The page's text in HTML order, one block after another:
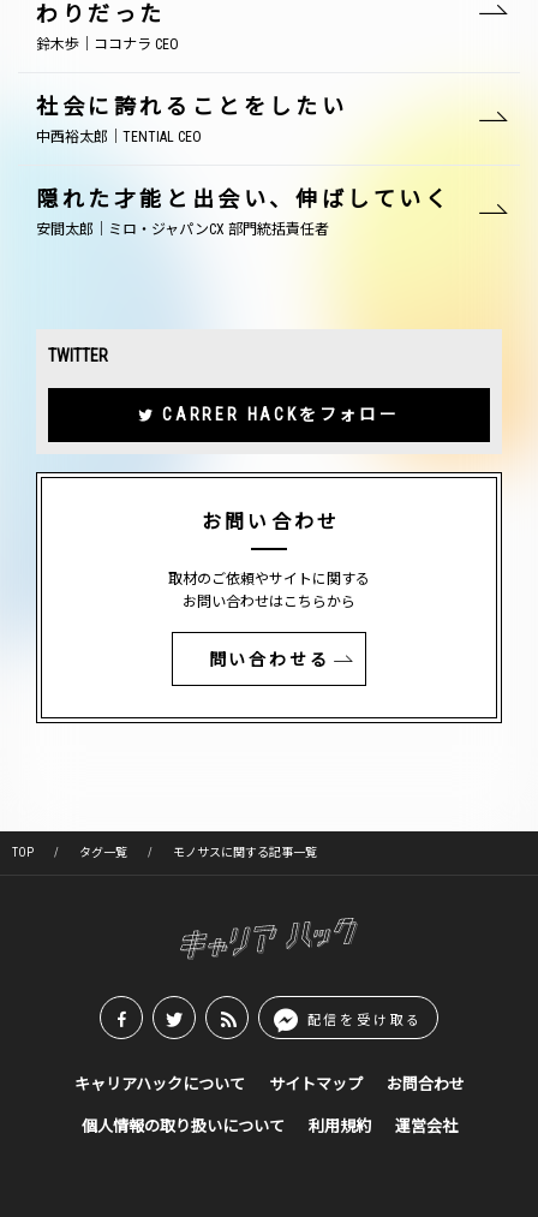
わりだった
鈴木歩｜ココナラ CEO
社会に誇れることをしたい
中西裕太郎｜TENTIAL CEO
隠れた才能と出会い、伸ばしていく
安間太郎｜ミロ・ジャパンCX 部門統括責任者
TWITTER
CARRER HACKをフォロー
お問い合わせ
取材のご依頼やサイトに関する
お問い合わせはこちらから
問い合わせる
TOP タグ一覧 モノサスに関する記事一覧
配信を受け取る
キャリアハックについて サイトマップ お問合わせ
個人情報の取り扱いについて 利用規約 運営会社